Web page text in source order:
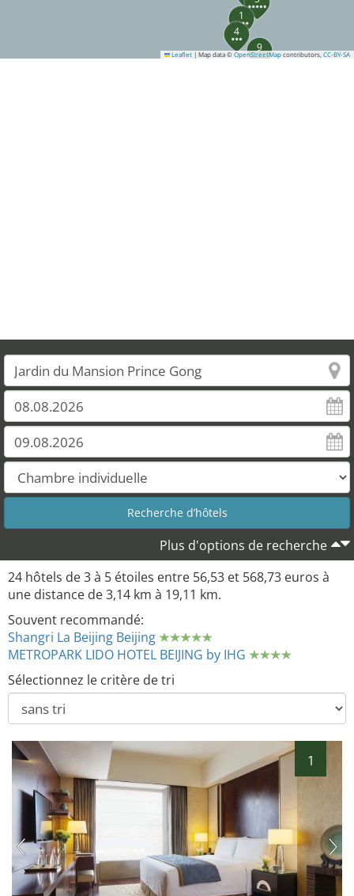
1
4
9
Leaflet | Map data © OpenStreetMap contributors, CC-BY-SA
Plus d'options de recherche
24 hôtels de 3 à 5 étoiles entre 56,53 et 568,73 euros à
une distance de 3,14 km à 19,11 km.
Souvent recommandé:
Shangri La Beijing Beijing
METROPARK LIDO HOTEL BEIJING by IHG
Sélectionnez le critère de tri
1